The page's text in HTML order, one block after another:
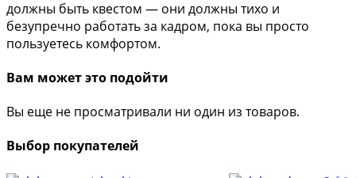
должны быть квестом — они должны тихо и
безупречно работать за кадром, пока вы просто
пользуетесь комфортом.
Вам может это подойти
Вы еще не просматривали ни один из товаров.
Выбор покупателей